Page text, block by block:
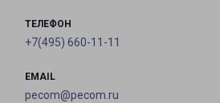
ТЕЛЕФОН
+7(495) 660-11-11
EMAIL
pecom@pecom.ru